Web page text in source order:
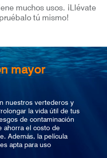
muchos usos. ¡Llévate
tú mismo!
mayor
nuestros vertederos y
la vida útil de tus
de contaminación
ahorra el costo de
Además, la película
apta para uso